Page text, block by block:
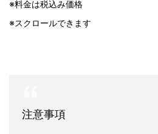
※料金は税込み価格
※スクロールできます
注意事項